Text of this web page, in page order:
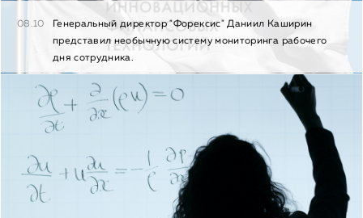
08.10
Генеральный директор "Форексис" Даниил Каширин
представил необычную систему мониторинга рабочего
дня сотрудника.